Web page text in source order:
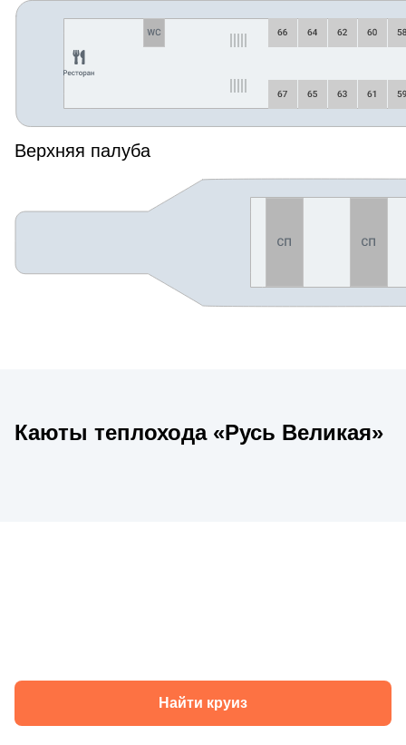
Верхняя палуба
Каюты теплохода «Русь Великая»
Найти круиз